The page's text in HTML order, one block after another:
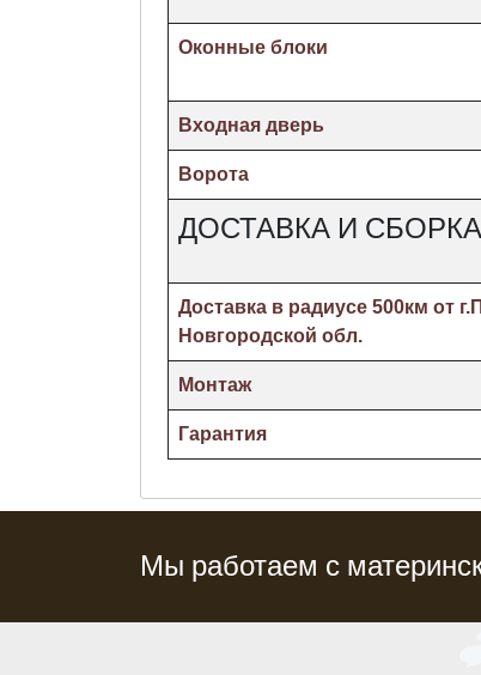
Оконные блоки
Входная дверь
Ворота
ДОСТАВКА И СБОРКА
Доставка в радиусе 500км от
Новгородской обл.
Монтаж
Гарантия
Мы работаем с